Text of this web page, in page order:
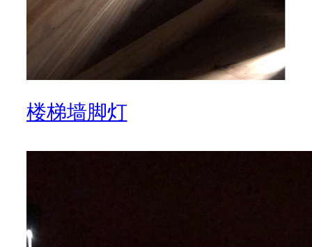
楼梯墙脚灯